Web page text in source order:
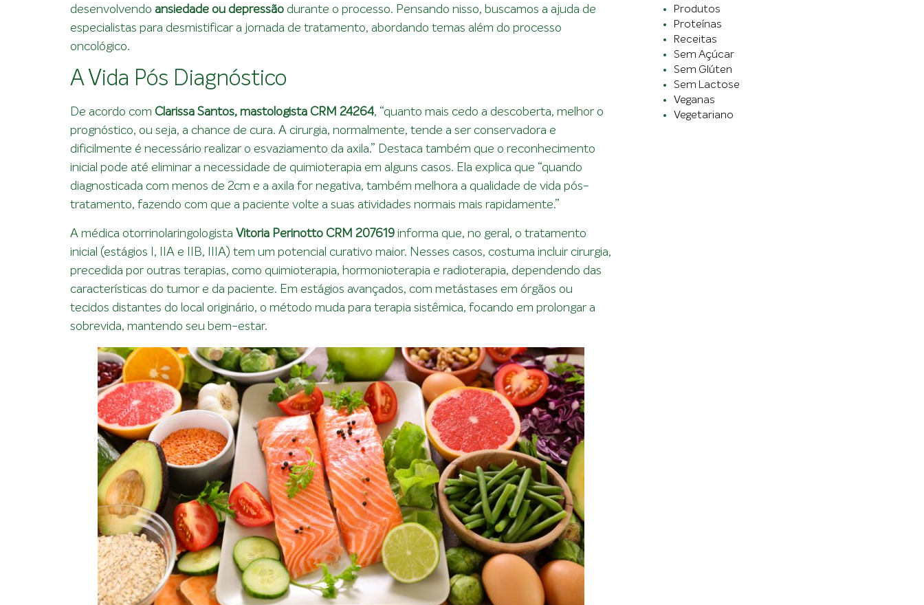
desenvolvendo ansiedade ou depressão durante o processo. Pensando nisso, buscamos a ajuda de
especialistas para desmistificar a jornada de tratamento, abordando temas além do processo
oncológico.
A Vida Pós Diagnóstico
De acordo com Clarissa Santos, mastologista CRM 24264, “quanto mais cedo a descoberta, melhor o
prognóstico, ou seja, a chance de cura. A cirurgia, normalmente, tende a ser conservadora e
dificilmente é necessário realizar o esvaziamento da axila.” Destaca também que o reconhecimento
inicial pode até eliminar a necessidade de quimioterapia em alguns casos. Ela explica que “quando
diagnosticada com menos de 2cm e a axila for negativa, também melhora a qualidade de vida pós-
tratamento, fazendo com que a paciente volte a suas atividades normais mais rapidamente.”
A médica otorrinolaringologista Vitoria Perinotto CRM 207619 informa que, no geral, o tratamento
inicial (estágios I, IIA e IIB, IIIA) tem um potencial curativo maior. Nesses casos, costuma incluir cirurgia,
precedida por outras terapias, como quimioterapia, hormonioterapia e radioterapia, dependendo das
características do tumor e da paciente. Em estágios avançados, com metástases em órgãos ou
tecidos distantes do local originário, o método muda para terapia sistêmica, focando em prolongar a
sobrevida, mantendo seu bem-estar.
Produtos
Proteínas
Receitas
Sem Açúcar
Sem Glúten
Sem Lactose
Veganas
Vegetariano